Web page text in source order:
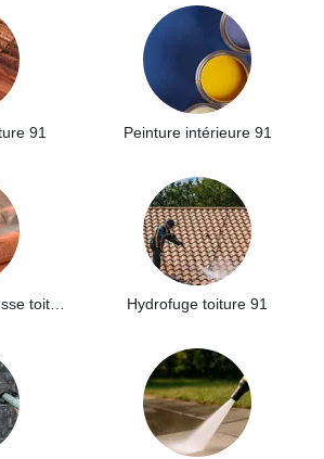
91 Peinture intérieure 91
Hydrofuge toiture 91